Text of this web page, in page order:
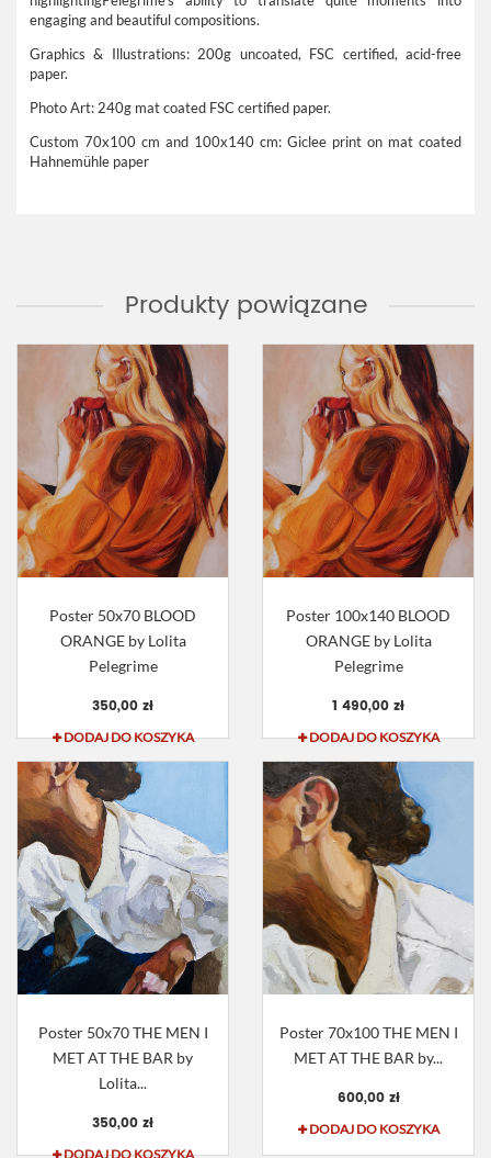
engaging and beautiful compositions.
Graphics & Illustrations: 200g uncoated, FSC certified, acid-free
paper.
Photo Art: 240g mat coated FSC certified paper.
Custom 70x100 cm and 100x140 cm: Giclee print on mat coated
Hahnemühle paper
Produkty powiązane
Poster 50x70 BLOOD
ORANGE by Lolita
Pelegrime
350,00 zł
DODAJ DO KOSZYKA
Poster 100x140 BLOOD
ORANGE by Lolita
Pelegrime
1 490,00 zł
DODAJ DO KOSZYKA
Poster 50x70 THE MEN I
MET AT THE BAR by
Lolita...
350,00 zł
DODAJ DO KOSZYKA
Poster 70x100 THE MEN I
MET AT THE BAR by...
600,00 zł
DODAJ DO KOSZYKA